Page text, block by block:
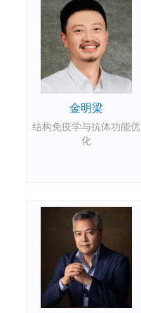
金明梁
结构免疫学与抗体功能优
化